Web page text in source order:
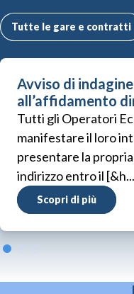
Tutte le gare e contratti
Avviso di
all’affidamento
Tutti gli Operatori
manifestare il loro
presentare la
indirizzo entro il [&h...
Scopri di più